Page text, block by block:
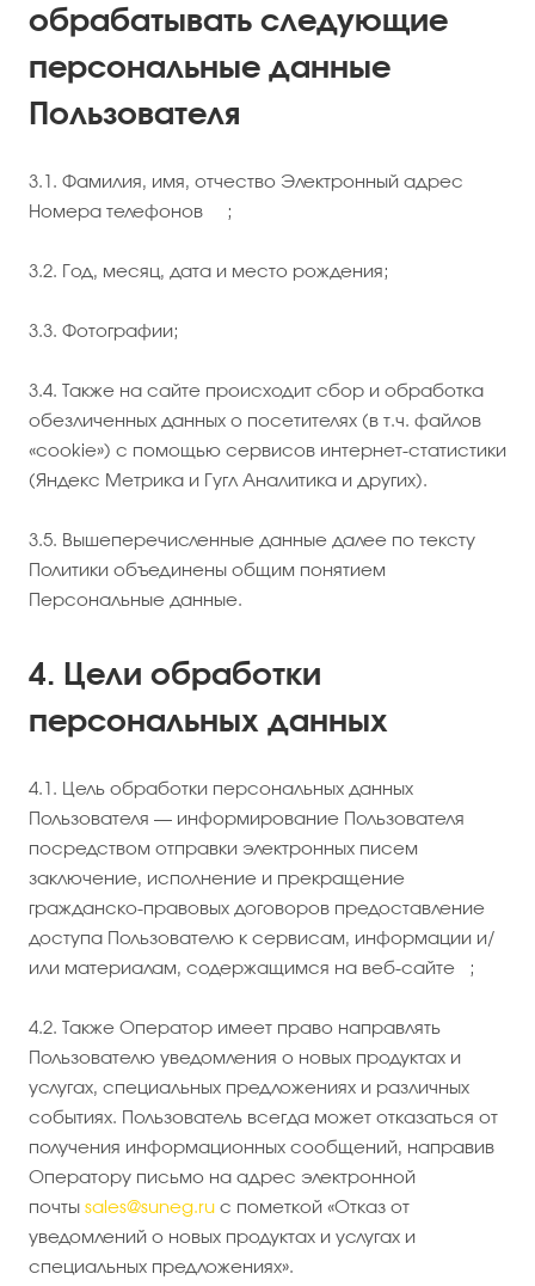
обрабатывать следующие
персональные данные
Пользователя
3.1. Фамилия, имя, отчество Электронный адрес
Номера телефонов ;
3.2. Год, месяц, дата и место рождения;
3.3. Фотографии;
3.4. Также на сайте происходит сбор и обработка
обезличенных данных о посетителях (в т.ч. файлов
«cookie») с помощью сервисов интернет-статистики
(Яндекс Метрика и Гугл Аналитика и других).
3.5. Вышеперечисленные данные далее по тексту
Политики объединены общим понятием
Персональные данные.
4. Цели обработки
персональных данных
4.1. Цель обработки персональных данных
Пользователя — информирование Пользователя
посредством отправки электронных писем
заключение, исполнение и прекращение
гражданско-правовых договоров предоставление
доступа Пользователю к сервисам, информации и/
или материалам, содержащимся на веб-сайте ;
4.2. Также Оператор имеет право направлять
Пользователю уведомления о новых продуктах и
услугах, специальных предложениях и различных
событиях. Пользователь всегда может отказаться от
получения информационных сообщений, направив
Оператору письмо на адрес электронной
почты sales@suneg.ru с пометкой «Отказ от
уведомлений о новых продуктах и услугах и
специальных предложениях».